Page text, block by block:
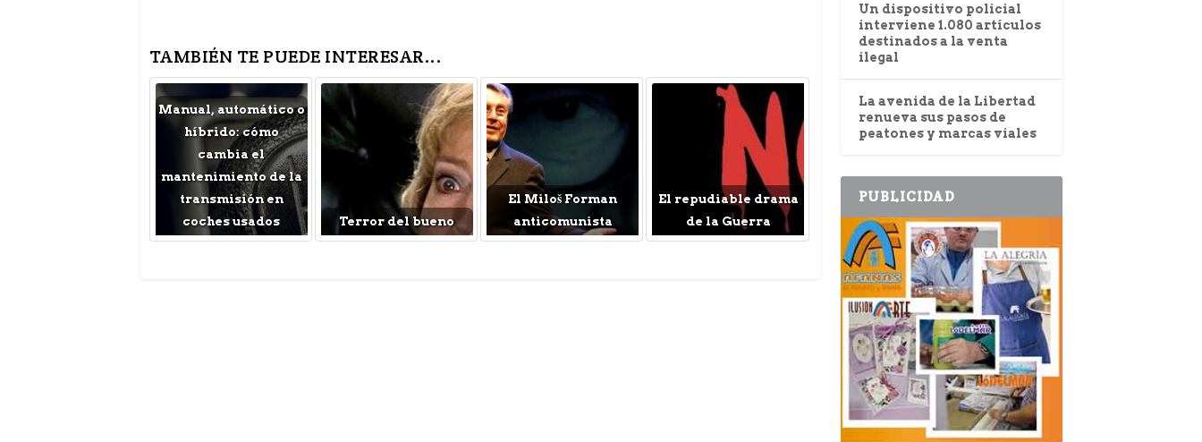
TAMBIÉN TE PUEDE INTERESAR...
Manual, automático o
híbrido: cómo
cambia el
mantenimiento de la
transmisión en
coches usados
Terror del bueno
El Miloš Forman
anticomunista
El repudiable drama
de la Guerra
Un dispositivo policial
interviene 1.080 artículos
destinados a la venta
ilegal
La avenida de la Libertad
renueva sus pasos de
peatones y marcas viales
PUBLICIDAD